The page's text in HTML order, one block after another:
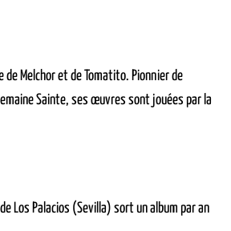
Melchor et de Tomatito. Pionnier de
Sainte, ses œuvres sont jouées par la
Los Palacios (Sevilla) sort un album par an